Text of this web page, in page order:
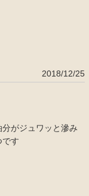
2018/12/25
がジュワッと滲み
です